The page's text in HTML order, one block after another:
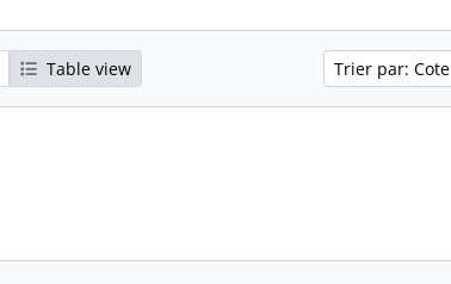
Table view Trier par: Cote